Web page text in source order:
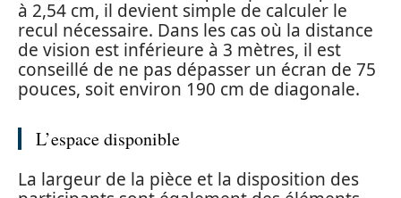
à 2,54 cm, il devient simple de calculer le
recul nécessaire. Dans les cas où la distance
de vision est inférieure à 3 mètres, il est
conseillé de ne pas dépasser un écran de 75
pouces, soit environ 190 cm de diagonale.
L’espace disponible
La largeur de la pièce et la disposition des